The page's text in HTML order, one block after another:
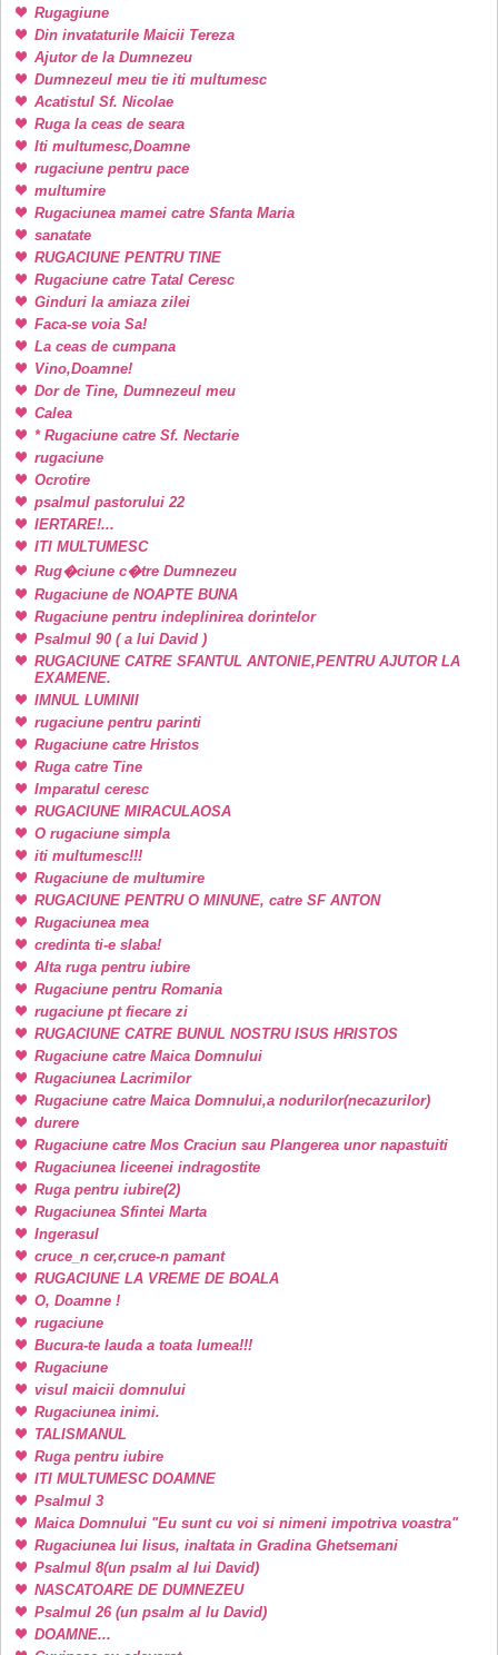
Rugagiune
Din invataturile Maicii Tereza
Ajutor de la Dumnezeu
Dumnezeul meu tie iti multumesc
Acatistul Sf. Nicolae
Ruga la ceas de seara
Iti multumesc,Doamne
rugaciune pentru pace
multumire
Rugaciunea mamei catre Sfanta Maria
sanatate
RUGACIUNE PENTRU TINE
Rugaciune catre Tatal Ceresc
Ginduri la amiaza zilei
Faca-se voia Sa!
La ceas de cumpana
Vino,Doamne!
Dor de Tine, Dumnezeul meu
Calea
* Rugaciune catre Sf. Nectarie
rugaciune
Ocrotire
psalmul pastorului 22
IERTARE!...
ITI MULTUMESC
Rug�ciune c�tre Dumnezeu
Rugaciune de NOAPTE BUNA
Rugaciune pentru indeplinirea dorintelor
Psalmul 90 ( a lui David )
RUGACIUNE CATRE SFANTUL ANTONIE,PENTRU AJUTOR LA
EXAMENE.
IMNUL LUMINII
rugaciune pentru parinti
Rugaciune catre Hristos
Ruga catre Tine
Imparatul ceresc
RUGACIUNE MIRACULAOSA
O rugaciune simpla
iti multumesc!!!
Rugaciune de multumire
RUGACIUNE PENTRU O MINUNE, catre SF ANTON
Rugaciunea mea
credinta ti-e slaba!
Alta ruga pentru iubire
Rugaciune pentru Romania
rugaciune pt fiecare zi
RUGACIUNE CATRE BUNUL NOSTRU ISUS HRISTOS
Rugaciune catre Maica Domnului
Rugaciunea Lacrimilor
Rugaciune catre Maica Domnului,a nodurilor(necazurilor)
durere
Rugaciune catre Mos Craciun sau Plangerea unor napastuiti
Rugaciunea liceenei indragostite
Ruga pentru iubire(2)
Rugaciunea Sfintei Marta
Ingerasul
cruce_n cer,cruce-n pamant
RUGACIUNE LA VREME DE BOALA
O, Doamne !
rugaciune
Bucura-te lauda a toata lumea!!!
Rugaciune
visul maicii domnului
Rugaciunea inimi.
TALISMANUL
Ruga pentru iubire
ITI MULTUMESC DOAMNE
Psalmul 3
Maica Domnului "Eu sunt cu voi si nimeni impotriva voastra"
Rugaciunea lui Iisus, inaltata in Gradina Ghetsemani
Psalmul 8(un psalm al lui David)
NASCATOARE DE DUMNEZEU
Psalmul 26 (un psalm al lu David)
DOAMNE...